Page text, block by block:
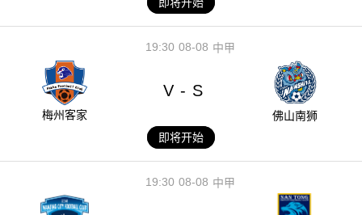
即将开始
08-08
19:30 中甲
梅州客家
V - S
佛山南狮
即将开始
08-08
19:30 中甲